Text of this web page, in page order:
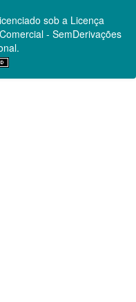
sob a Licença
- SemDerivações